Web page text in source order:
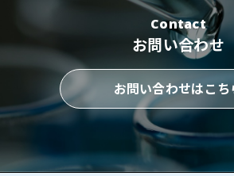
Contact
お問い合わせ
お問い合わせはこち